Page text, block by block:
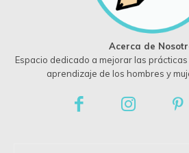
Acerca de
Espacio dedicado a mejorar las
aprendizaje de los hombres y